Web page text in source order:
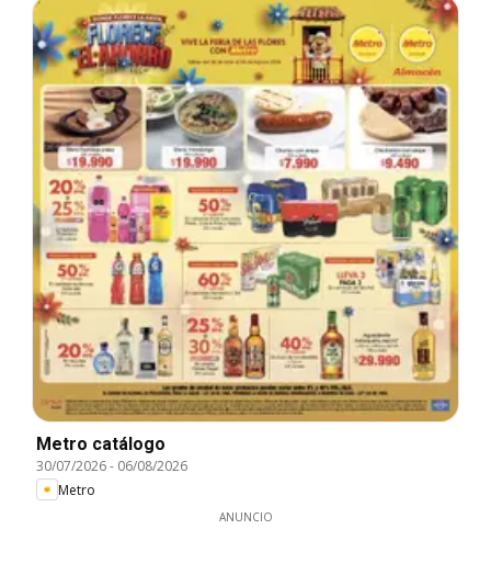
Metro catálogo
30/07/2026- 06/08/2026
Metro
ANUNCIO